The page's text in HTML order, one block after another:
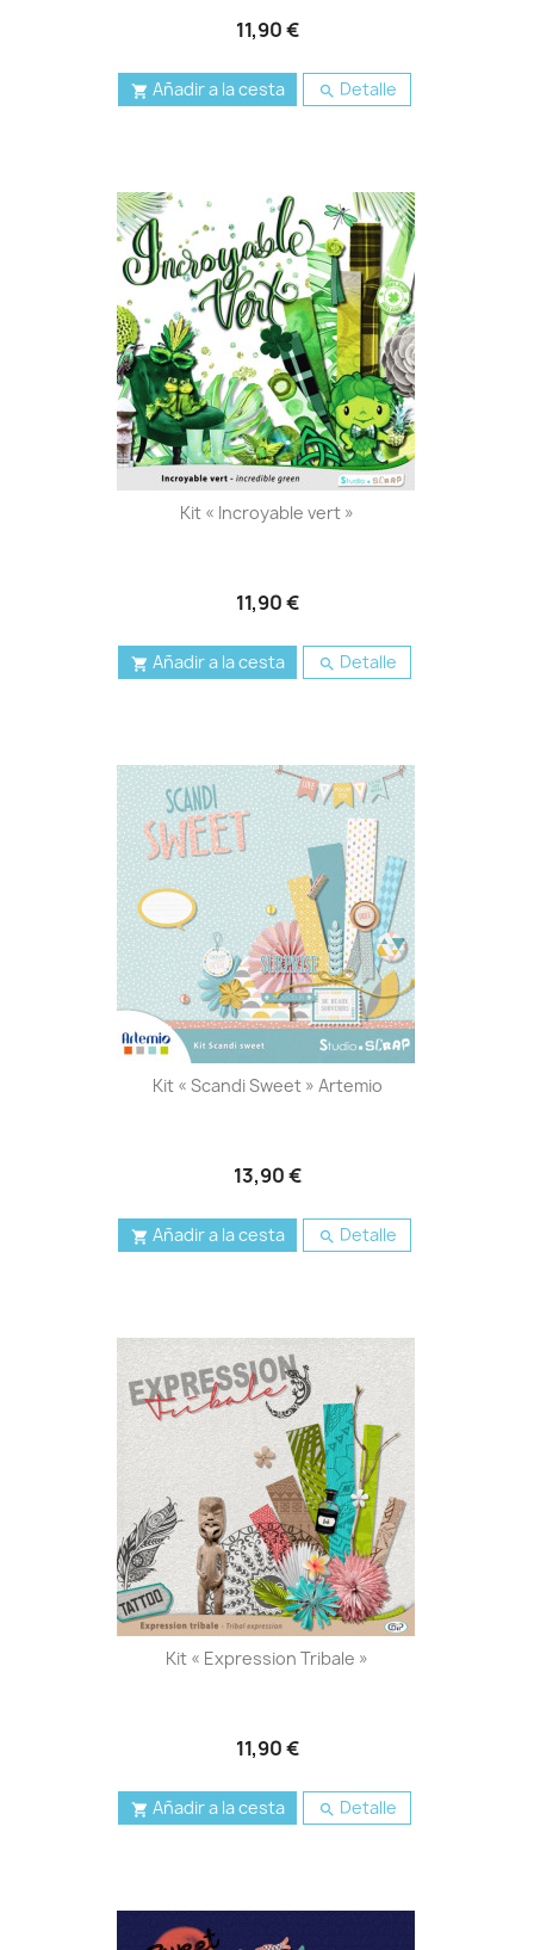
11,90 €
 Añadir a la cesta  Detalle
Kit « Incroyable vert »
11,90 €
 Añadir a la cesta  Detalle
Kit « Scandi Sweet » Artemio
13,90 €
 Añadir a la cesta  Detalle
Kit « Expression Tribale »
11,90 €
 Añadir a la cesta  Detalle